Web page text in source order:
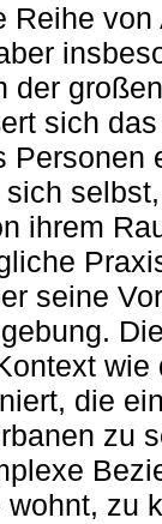
Reihe von
der
sich
Personen
ihrem
seine
die
zu
zu